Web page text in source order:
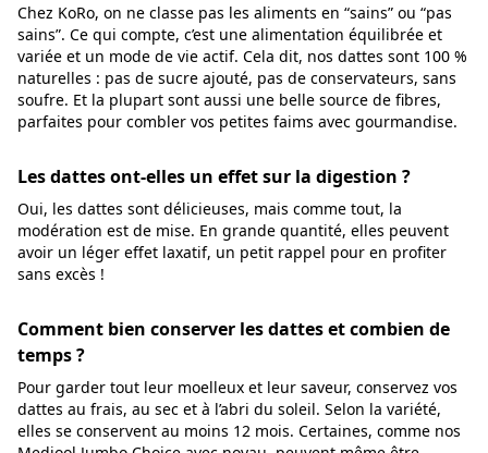
Chez KoRo, on ne classe pas les aliments en “sains” ou “pas
sains”. Ce qui compte, c’est une alimentation équilibrée et
variée et un mode de vie actif. Cela dit, nos dattes sont 100 %
naturelles : pas de sucre ajouté, pas de conservateurs, sans
soufre. Et la plupart sont aussi une belle source de fibres,
parfaites pour combler vos petites faims avec gourmandise.
Les dattes ont-elles un effet sur la digestion ?
Oui, les dattes sont délicieuses, mais comme tout, la
modération est de mise. En grande quantité, elles peuvent
avoir un léger effet laxatif, un petit rappel pour en profiter
sans excès !
Comment bien conserver les dattes et combien de
temps ?
Pour garder tout leur moelleux et leur saveur, conservez vos
dattes au frais, au sec et à l’abri du soleil. Selon la variété,
elles se conservent au moins 12 mois. Certaines, comme nos